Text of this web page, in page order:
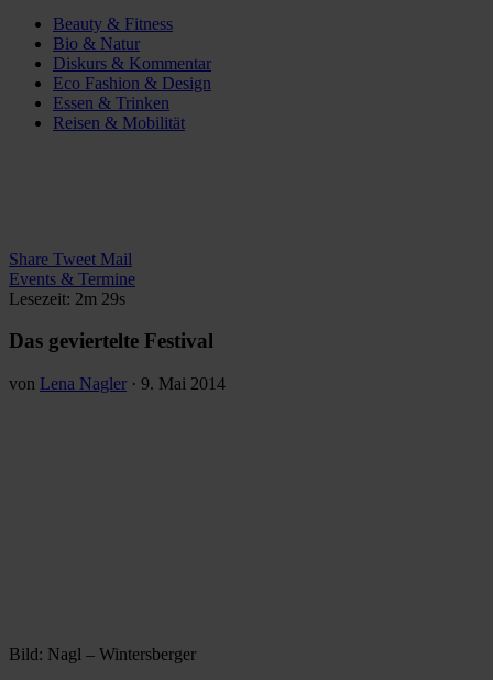
Beauty & Fitness
Bio & Natur
Diskurs & Kommentar
Eco Fashion & Design
Essen & Trinken
Reisen & Mobilität
Share Tweet Mail
Events & Termine
Lesezeit: 2m 29s
Das geviertelte Festival
von Lena Nagler · 9. Mai 2014
Bild: Nagl – Wintersberger